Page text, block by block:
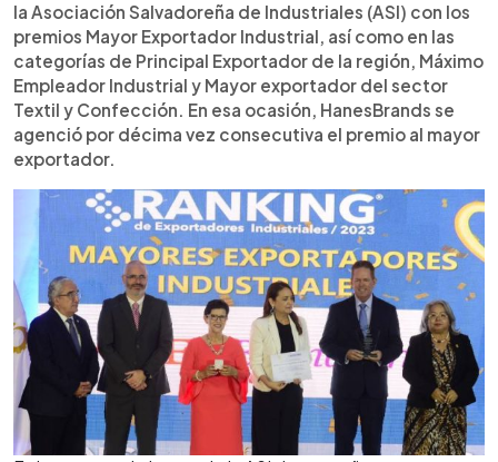
la Asociación Salvadoreña de Industriales (ASI) con los
premios Mayor Exportador Industrial, así como en las
categorías de Principal Exportador de la región, Máximo
Empleador Industrial y Mayor exportador del sector
Textil y Confección. En esa ocasión, HanesBrands se
agenció por décima vez consecutiva el premio al mayor
exportador.